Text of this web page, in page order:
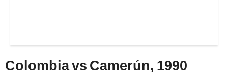
Colombia vs Camerún, 1990